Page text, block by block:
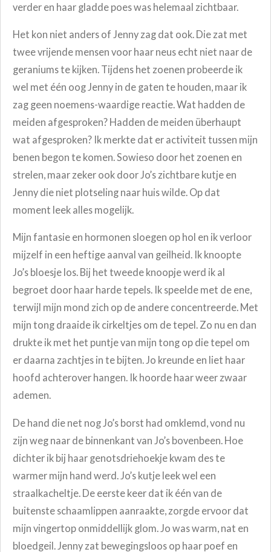
verder en haar gladde poes was helemaal zichtbaar.
Het kon niet anders of Jenny zag dat ook. Die zat met
twee vrijende mensen voor haar neus echt niet naar de
geraniums te kijken. Tijdens het zoenen probeerde ik
wel met één oog Jenny in de gaten te houden, maar ik
zag geen noemens-waardige reactie. Wat hadden de
meiden afgesproken? Hadden de meiden überhaupt
wat afgesproken? Ik merkte dat er activiteit tussen mijn
benen begon te komen. Sowieso door het zoenen en
strelen, maar zeker ook door Jo’s zichtbare kutje en
Jenny die niet plotseling naar huis wilde. Op dat
moment leek alles mogelijk.
Mijn fantasie en hormonen sloegen op hol en ik verloor
mijzelf in een heftige aanval van geilheid. Ik knoopte
Jo’s bloesje los. Bij het tweede knoopje werd ik al
begroet door haar harde tepels. Ik speelde met de ene,
terwijl mijn mond zich op de andere concentreerde. Met
mijn tong draaide ik cirkeltjes om de tepel. Zo nu en dan
drukte ik met het puntje van mijn tong op die tepel om
er daarna zachtjes in te bijten. Jo kreunde en liet haar
hoofd achterover hangen. Ik hoorde haar weer zwaar
ademen.
De hand die net nog Jo’s borst had omklemd, vond nu
zijn weg naar de binnenkant van Jo’s bovenbeen. Hoe
dichter ik bij haar genotsdriehoekje kwam des te
warmer mijn hand werd. Jo’s kutje leek wel een
straalkacheltje. De eerste keer dat ik één van de
buitenste schaamlippen aanraakte, zorgde ervoor dat
mijn vingertop onmiddellijk glom. Jo was warm, nat en
bloedgeil. Jenny zat bewegingsloos op haar poef en